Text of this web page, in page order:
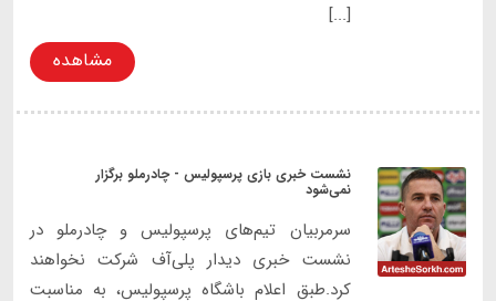
[...]
مشاهده
نشست خبری بازی پرسپولیس - چادرملو برگزار
نمی‌شود
سرمربیان تیم‌های پرسپولیس و چادرملو در
نشست خبری دیدار پلی‌آف شرکت نخواهند
کرد.طبق اعلام باشگاه پرسپولیس، به مناسبت